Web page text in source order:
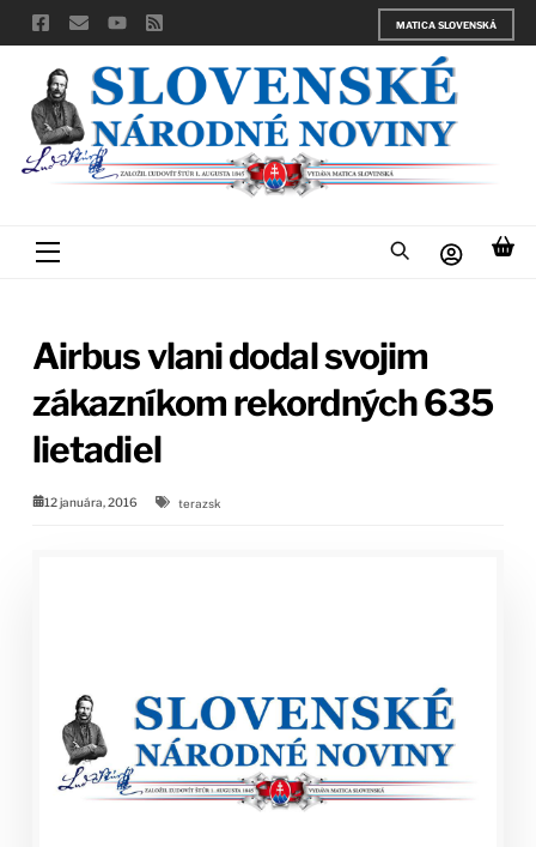
Skip
to
content
MATICA SLOVENSKÁ
Menu
Airbus vlani dodal svojim
zákazníkom rekordných 635
lietadiel
12 januára, 2016 terazsk